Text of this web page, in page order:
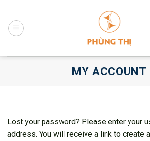
content
MY ACCOUNT
Lost your password? Please enter your
address. You will receive a link to create